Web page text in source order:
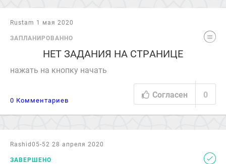
Rustam 1 мая 2020
ЗАПЛАНИРОВАННО
НЕТ ЗАДАНИЯ НА СТРАНИЦЕ
нажать на кнопку начать
0 Комментариев
Согласен 0
Rashid05-52 28 апреля 2020
ЗАВЕРШЕНО